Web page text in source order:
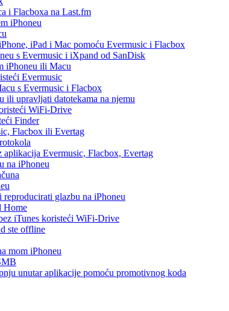
i Flacboxa na Last.fm
iPhoneu
iPad i Mac pomoću Evermusic i Flacbox
s Evermusic i iXpand od SanDisk
iPhoneu ili Macu
Evermusic
s Evermusic i Flacbox
ili upravljati datotekama na njemu
WiFi-Drive
Finder
Flacbox ili Evertag
Evermusic, Flacbox, Evertag
na iPhoneu
glazbu na iPhoneu
Home
iTunes koristeći WiFi-Drive
ste offline
mom iPhoneu
unutar aplikacije pomoću promotivnog koda